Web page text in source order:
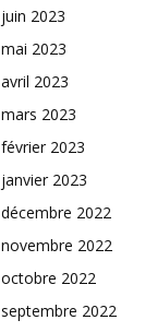
juin 2023
mai 2023
avril 2023
mars 2023
février 2023
janvier 2023
décembre 2022
novembre 2022
octobre 2022
septembre 2022